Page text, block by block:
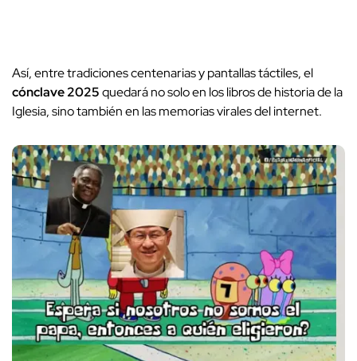
Así, entre tradiciones centenarias y pantallas táctiles, el
cónclave 2025quedará no solo en los libros de historia de la
Iglesia, sino también en las memorias virales del internet.